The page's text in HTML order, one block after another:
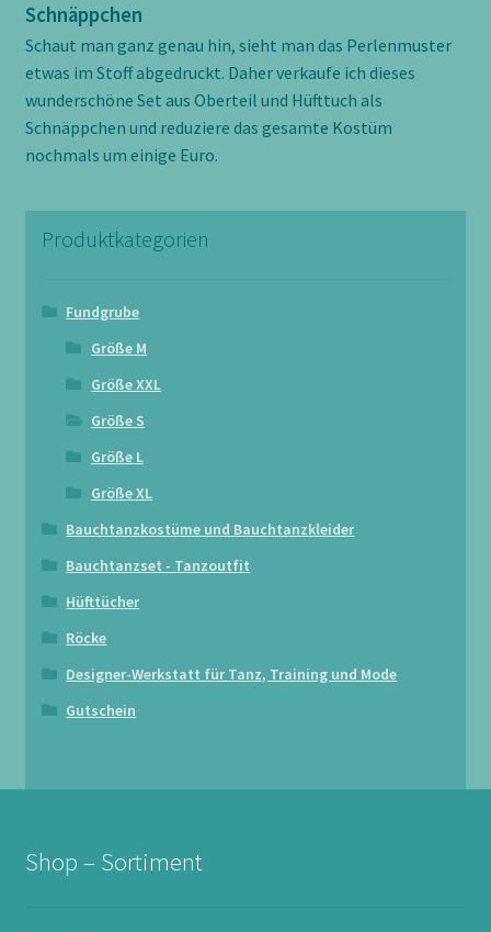
Schnäppchen
Schaut man ganz genau hin, sieht man das Perlenmuster
etwas im Stoff abgedruckt. Daher verkaufe ich dieses
wunderschöne Set aus Oberteil und Hüfttuch als
Schnäppchen und reduziere das gesamte Kostüm
nochmals um einige Euro.
Produktkategorien
Fundgrube
Größe M
Größe XXL
Größe S
Größe L
Größe XL
Bauchtanzkostüme und Bauchtanzkleider
Bauchtanzset - Tanzoutfit
Hüfttücher
Röcke
Designer-Werkstatt für Tanz, Training und Mode
Gutschein
Shop – Sortiment